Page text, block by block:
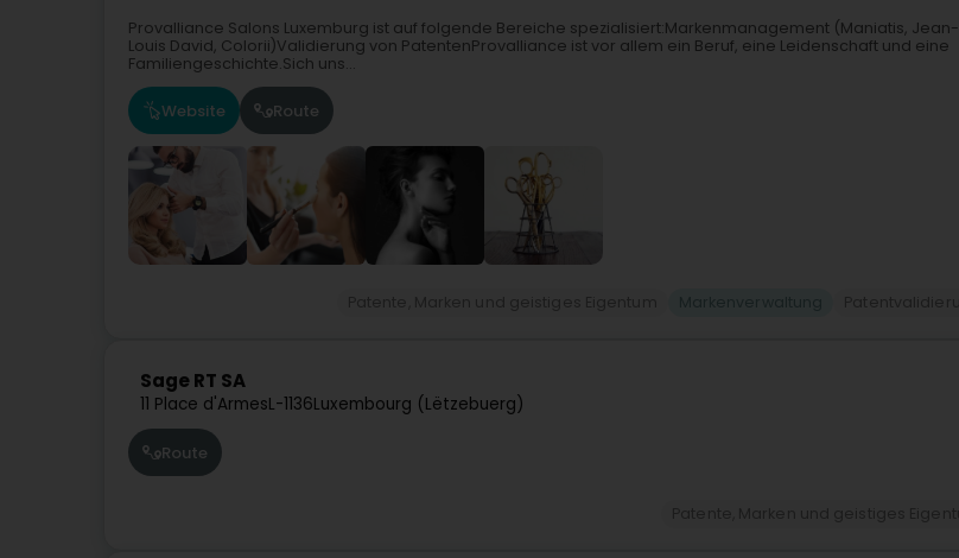
Provalliance Salons Luxemburg ist auf folgende Bereiche spezialisiert:Markenmanagement (Maniatis, Jean-
Louis David, Colorii)Validierung von PatentenProvalliance ist vor allem ein Beruf, eine Leidenschaft und eine
Familiengeschichte.Sich uns...
Website Route
Sage RT SA
11 Place d'ArmesL-1136Luxembourg (Lëtzebuerg)
Route